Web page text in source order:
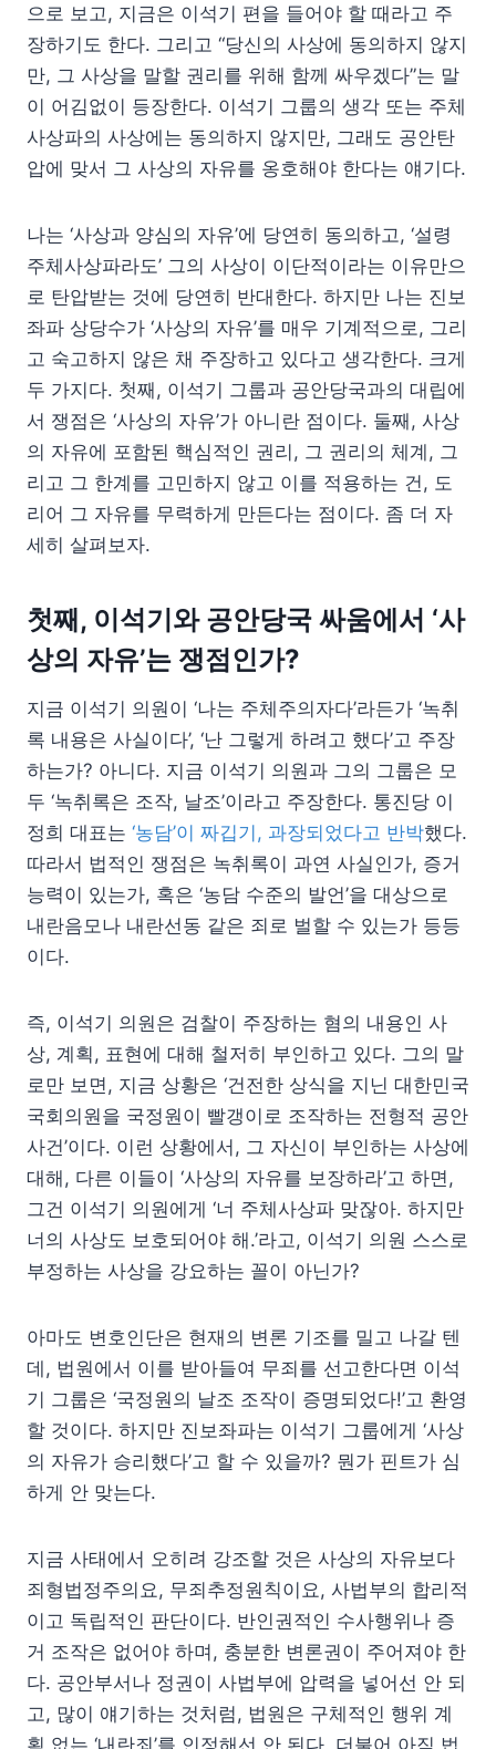
으로 보고, 지금은 이석기 편을 들어야 할 때라고 주
장하기도 한다. 그리고 “당신의 사상에 동의하지 않지
만, 그 사상을 말할 권리를 위해 함께 싸우겠다”는 말
이 어김없이 등장한다. 이석기 그룹의 생각 또는 주체
사상파의 사상에는 동의하지 않지만, 그래도 공안탄
압에 맞서 그 사상의 자유를 옹호해야 한다는 얘기다.
나는 ‘사상과 양심의 자유’에 당연히 동의하고, ‘설령
주체사상파라도’ 그의 사상이 이단적이라는 이유만으
로 탄압받는 것에 당연히 반대한다. 하지만 나는 진보
좌파 상당수가 ‘사상의 자유’를 매우 기계적으로, 그리
고 숙고하지 않은 채 주장하고 있다고 생각한다. 크게
두 가지다. 첫째, 이석기 그룹과 공안당국과의 대립에
서 쟁점은 ‘사상의 자유’가 아니란 점이다. 둘째, 사상
의 자유에 포함된 핵심적인 권리, 그 권리의 체계, 그
리고 그 한계를 고민하지 않고 이를 적용하는 건, 도
리어 그 자유를 무력하게 만든다는 점이다. 좀 더 자
세히 살펴보자.
첫째, 이석기와 공안당국 싸움에서 ‘사
상의 자유’는 쟁점인가?
지금 이석기 의원이 ‘나는 주체주의자다’라든가 ‘녹취
록 내용은 사실이다’, ‘난 그렇게 하려고 했다’고 주장
하는가? 아니다. 지금 이석기 의원과 그의 그룹은 모
두 ‘녹취록은 조작, 날조’이라고 주장한다. 통진당 이
정희 대표는 ‘농담’이 짜깁기, 과장되었다고 반박했다.
따라서 법적인 쟁점은 녹취록이 과연 사실인가, 증거
능력이 있는가, 혹은 ‘농담 수준의 발언’을 대상으로
내란음모나 내란선동 같은 죄로 벌할 수 있는가 등등
이다.
즉, 이석기 의원은 검찰이 주장하는 혐의 내용인 사
상, 계획, 표현에 대해 철저히 부인하고 있다. 그의 말
로만 보면, 지금 상황은 ‘건전한 상식을 지닌 대한민국
국회의원을 국정원이 빨갱이로 조작하는 전형적 공안
사건’이다. 이런 상황에서, 그 자신이 부인하는 사상에
대해, 다른 이들이 ‘사상의 자유를 보장하라’고 하면,
그건 이석기 의원에게 ‘너 주체사상파 맞잖아. 하지만
너의 사상도 보호되어야 해.’라고, 이석기 의원 스스로
부정하는 사상을 강요하는 꼴이 아닌가?
아마도 변호인단은 현재의 변론 기조를 밀고 나갈 텐
데, 법원에서 이를 받아들여 무죄를 선고한다면 이석
기 그룹은 ‘국정원의 날조 조작이 증명되었다!’고 환영
할 것이다. 하지만 진보좌파는 이석기 그룹에게 ‘사상
의 자유가 승리했다’고 할 수 있을까? 뭔가 핀트가 심
하게 안 맞는다.
지금 사태에서 오히려 강조할 것은 사상의 자유보다
죄형법정주의요, 무죄추정원칙이요, 사법부의 합리적
이고 독립적인 판단이다. 반인권적인 수사행위나 증
거 조작은 없어야 하며, 충분한 변론권이 주어져야 한
다. 공안부서나 정권이 사법부에 압력을 넣어선 안 되
고, 많이 얘기하는 것처럼, 법원은 구체적인 행위 계
획 없는 ‘내란죄’를 인정해선 안 된다. 더불어 아직 법